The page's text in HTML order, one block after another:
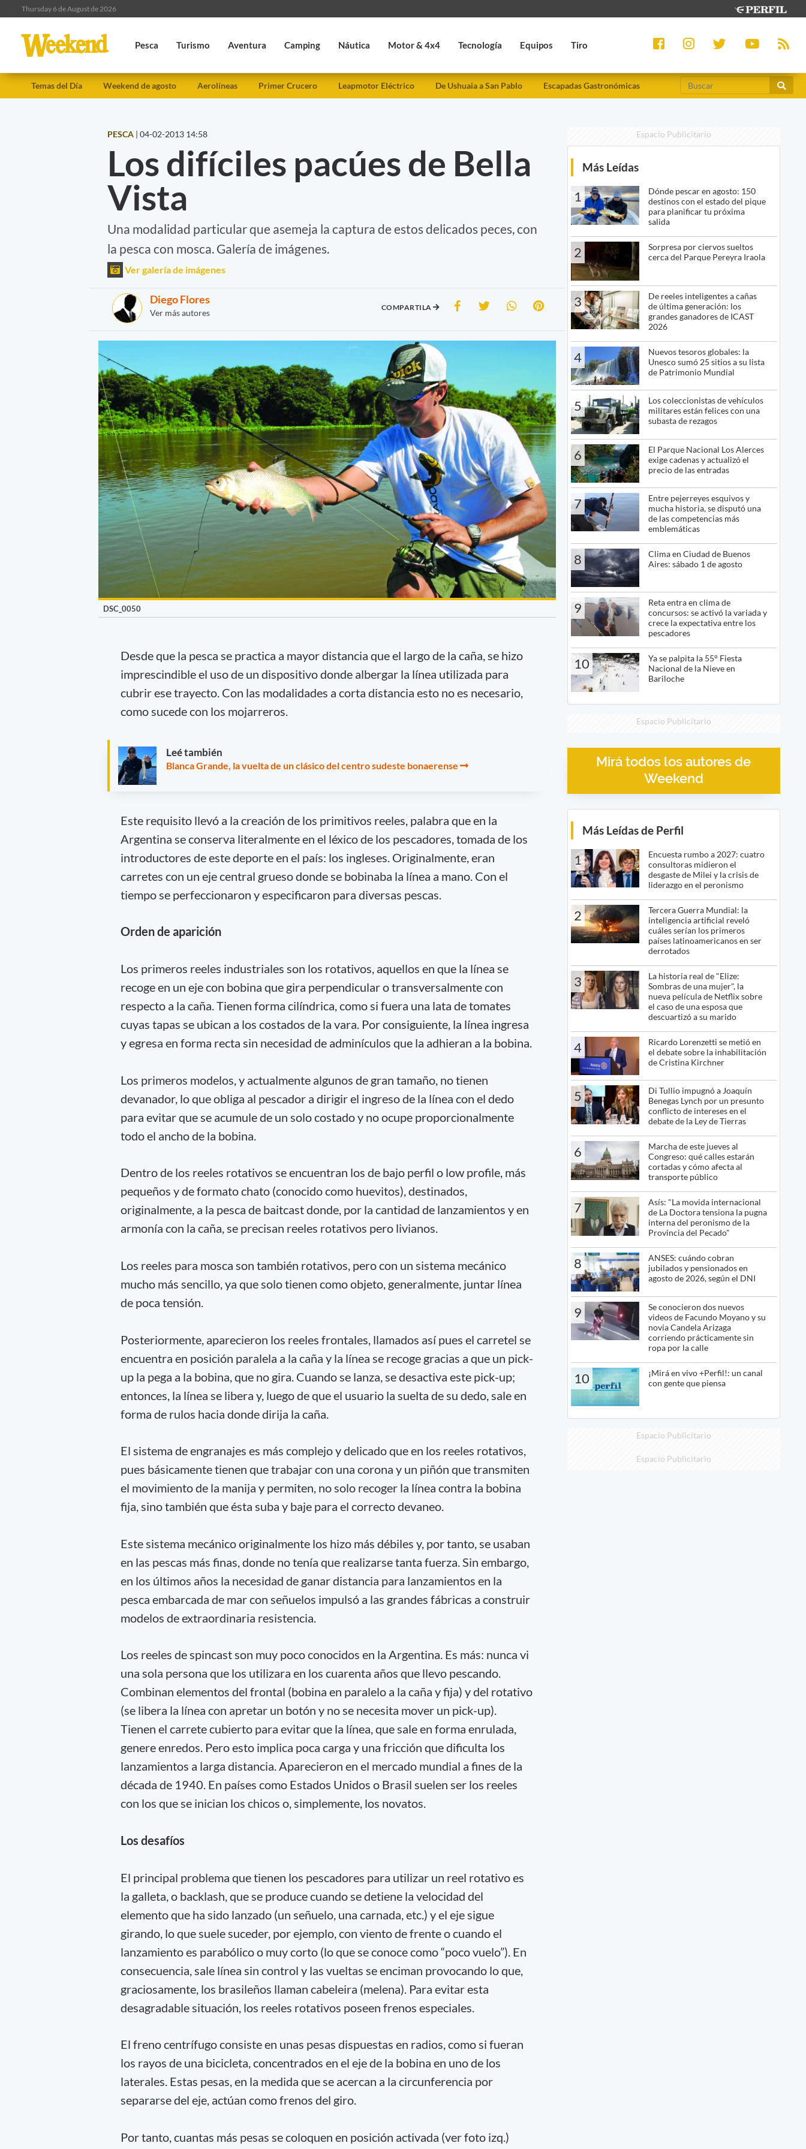
Thursday 6 de August de 2026
Pesca Turismo Aventura Camping Náutica Motor & 4x4 Tecnología Equipos Tiro
Temas del Día Weekend de agosto Aerolíneas Primer Crucero Leapmotor Eléctrico De Ushuaia a San Pablo Escapadas Gastronómicas
PESCA | 04-02-2013 14:58
Los difíciles pacúes de Bella
Vista
Una modalidad particular que asemeja la captura de estos delicados peces, con
la pesca con mosca. Galería de imágenes.
Ver galería de imágenes
Diego Flores
Ver más autores
COMPARTILA
DSC_0050
Desde que la pesca se practica a mayor distancia que el largo de la caña, se hizo
imprescindible el uso de un dispositivo donde albergar la línea utilizada para
cubrir ese trayecto. Con las modalidades a corta distancia esto no es necesario,
como sucede con los mojarreros.
Leé también
Blanca Grande, la vuelta de un clásico del centro sudeste bonaerense
Este requisito llevó a la creación de los primitivos reeles, palabra que en la
Argentina se conserva literalmente en el léxico de los pescadores, tomada de los
introductores de este deporte en el país: los ingleses. Originalmente, eran
carretes con un eje central grueso donde se bobinaba la línea a mano. Con el
tiempo se perfeccionaron y especificaron para diversas pescas.
Orden de aparición
Los primeros reeles industriales son los rotativos, aquellos en que la línea se
recoge en un eje con bobina que gira perpendicular o transversalmente con
respecto a la caña. Tienen forma cilíndrica, como si fuera una lata de tomates
cuyas tapas se ubican a los costados de la vara. Por consiguiente, la línea ingresa
y egresa en forma recta sin necesidad de adminículos que la adhieran a la bobina.
Los primeros modelos, y actualmente algunos de gran tamaño, no tienen
devanador, lo que obliga al pescador a dirigir el ingreso de la línea con el dedo
para evitar que se acumule de un solo costado y no ocupe proporcionalmente
todo el ancho de la bobina.
Dentro de los reeles rotativos se encuentran los de bajo perfil o low profile, más
pequeños y de formato chato (conocido como huevitos), destinados,
originalmente, a la pesca de baitcast donde, por la cantidad de lanzamientos y en
armonía con la caña, se precisan reeles rotativos pero livianos.
Los reeles para mosca son también rotativos, pero con un sistema mecánico
mucho más sencillo, ya que solo tienen como objeto, generalmente, juntar línea
de poca tensión.
Posteriormente, aparecieron los reeles frontales, llamados así pues el carretel se
encuentra en posición paralela a la caña y la línea se recoge gracias a que un pick-
up la pega a la bobina, que no gira. Cuando se lanza, se desactiva este pick-up;
entonces, la línea se libera y, luego de que el usuario la suelta de su dedo, sale en
forma de rulos hacia donde dirija la caña.
El sistema de engranajes es más complejo y delicado que en los reeles rotativos,
pues básicamente tienen que trabajar con una corona y un piñón que transmiten
el movimiento de la manija y permiten, no solo recoger la línea contra la bobina
fija, sino también que ésta suba y baje para el correcto devaneo.
Este sistema mecánico originalmente los hizo más débiles y, por tanto, se usaban
en las pescas más finas, donde no tenía que realizarse tanta fuerza. Sin embargo,
en los últimos años la necesidad de ganar distancia para lanzamientos en la
pesca embarcada de mar con señuelos impulsó a las grandes fábricas a construir
modelos de extraordinaria resistencia.
Los reeles de spincast son muy poco conocidos en la Argentina. Es más: nunca vi
una sola persona que los utilizara en los cuarenta años que llevo pescando.
Combinan elementos del frontal (bobina en paralelo a la caña y fija) y del rotativo
(se libera la línea con apretar un botón y no se necesita mover un pick-up).
Tienen el carrete cubierto para evitar que la línea, que sale en forma enrulada,
genere enredos. Pero esto implica poca carga y una fricción que dificulta los
lanzamientos a larga distancia. Aparecieron en el mercado mundial a fines de la
década de 1940. En países como Estados Unidos o Brasil suelen ser los reeles
con los que se inician los chicos o, simplemente, los novatos.
Los desafíos
El principal problema que tienen los pescadores para utilizar un reel rotativo es
la galleta, o backlash, que se produce cuando se detiene la velocidad del
elemento que ha sido lanzado (un señuelo, una carnada, etc.) y el eje sigue
girando, lo que suele suceder, por ejemplo, con viento de frente o cuando el
lanzamiento es parabólico o muy corto (lo que se conoce como “poco vuelo”). En
consecuencia, sale línea sin control y las vueltas se enciman provocando lo que,
graciosamente, los brasileños llaman cabeleira (melena). Para evitar esta
desagradable situación, los reeles rotativos poseen frenos especiales.
El freno centrífugo consiste en unas pesas dispuestas en radios, como si fueran
los rayos de una bicicleta, concentrados en el eje de la bobina en uno de los
laterales. Estas pesas, en la medida que se acercan a la circunferencia por
separarse del eje, actúan como frenos del giro.
Por tanto, cuantas más pesas se coloquen en posición activada (ver foto izq.)
Espacio Publicitario
Más Leídas
1
Dónde pescar en agosto: 150
destinos con el estado del pique
para planificar tu próxima
salida
2
Sorpresa por ciervos sueltos
cerca del Parque Pereyra Iraola
3
De reeles inteligentes a cañas
de última generación: los
grandes ganadores de ICAST
2026
4
Nuevos tesoros globales: la
Unesco sumó 25 sitios a su lista
de Patrimonio Mundial
5
Los coleccionistas de vehículos
militares están felices con una
subasta de rezagos
6
El Parque Nacional Los Alerces
exige cadenas y actualizó el
precio de las entradas
7
Entre pejerreyes esquivos y
mucha historia, se disputó una
de las competencias más
emblemáticas
8
Clima en Ciudad de Buenos
Aires: sábado 1 de agosto
9
Reta entra en clima de
concursos: se activó la variada y
crece la expectativa entre los
pescadores
10
Ya se palpita la 55° Fiesta
Nacional de la Nieve en
Bariloche
Espacio Publicitario
Mirá todos los autores de
Weekend
Más Leídas de Perfil
1
Encuesta rumbo a 2027: cuatro
consultoras midieron el
desgaste de Milei y la crisis de
liderazgo en el peronismo
2
Tercera Guerra Mundial: la
inteligencia artificial reveló
cuáles serían los primeros
países latinoamericanos en ser
derrotados
3
La historia real de "Elize:
Sombras de una mujer", la
nueva película de Netflix sobre
el caso de una esposa que
descuartizó a su marido
4
Ricardo Lorenzetti se metió en
el debate sobre la inhabilitación
de Cristina Kirchner
5
Di Tullio impugnó a Joaquín
Benegas Lynch por un presunto
conflicto de intereses en el
debate de la Ley de Tierras
6
Marcha de este jueves al
Congreso: qué calles estarán
cortadas y cómo afecta al
transporte público
7
Asís: "La movida internacional
de La Doctora tensiona la pugna
interna del peronismo de la
Provincia del Pecado"
8
ANSES: cuándo cobran
jubilados y pensionados en
agosto de 2026, según el DNI
9
Se conocieron dos nuevos
videos de Facundo Moyano y su
novia Candela Arizaga
corriendo prácticamente sin
ropa por la calle
10
¡Mirá en vivo +Perfil!: un canal
con gente que piensa
Espacio Publicitario
Espacio Publicitario